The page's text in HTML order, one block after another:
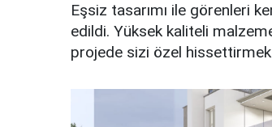
Eşsiz tasarımı ile görenleri
edildi. Yüksek kaliteli
projede sizi özel